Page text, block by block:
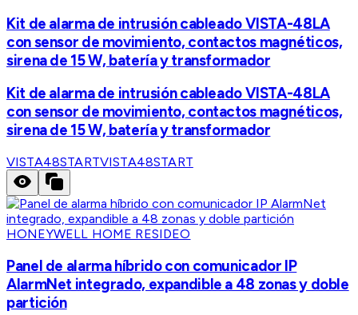
Kit de alarma de intrusión cableado VISTA-48LA
con sensor de movimiento, contactos magnéticos,
sirena de 15 W, batería y transformador
Kit de alarma de intrusión cableado VISTA-48LA
con sensor de movimiento, contactos magnéticos,
sirena de 15 W, batería y transformador
VISTA48STARTVISTA48START
HONEYWELL HOME RESIDEO
Panel de alarma híbrido con comunicador IP
AlarmNet integrado, expandible a 48 zonas y doble
partición